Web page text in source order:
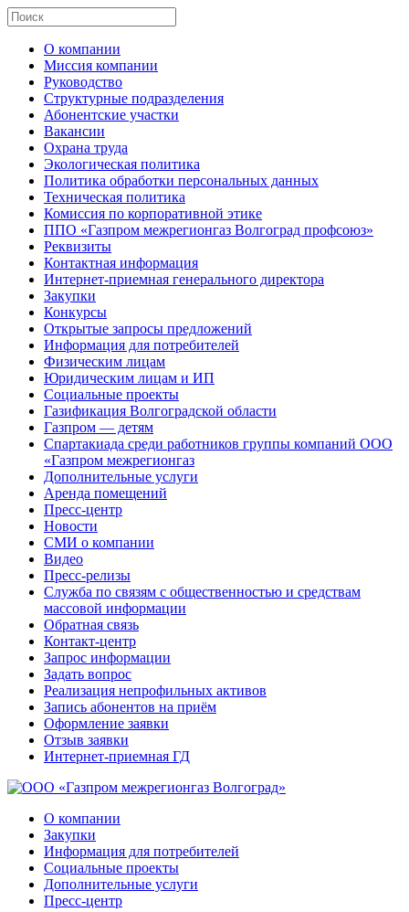
О компании
Миссия компании
Руководство
Структурные подразделения
Абонентские участки
Вакансии
Охрана труда
Экологическая политика
Политика обработки персональных данных
Техническая политика
Комиссия по корпоративной этике
ППО «Газпром межрегионгаз Волгоград профсоюз»
Реквизиты
Контактная информация
Интернет-приемная генерального директора
Закупки
Конкурсы
Открытые запросы предложений
Информация для потребителей
Физическим лицам
Юридическим лицам и ИП
Социальные проекты
Газификация Волгоградской области
Газпром — детям
Спартакиада среди работников группы компаний ООО
«Газпром межрегионгаз
Дополнительные услуги
Аренда помещений
Пресс-центр
Новости
СМИ о компании
Видео
Пресс-релизы
Служба по связям с общественностью и средствам
массовой информации
Обратная связь
Контакт-центр
Запрос информации
Задать вопрос
Реализация непрофильных активов
Запись абонентов на приём
Оформление заявки
Отзыв заявки
Интернет-приемная ГД
О компании
Закупки
Информация для потребителей
Социальные проекты
Дополнительные услуги
Пресс-центр